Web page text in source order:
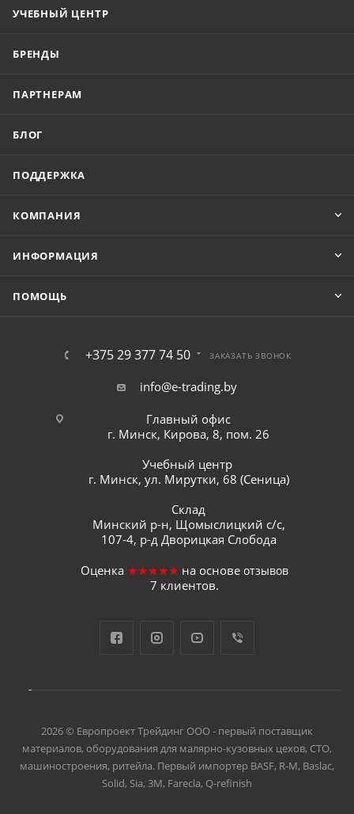
УЧЕБНЫЙ ЦЕНТР
БРЕНДЫ
ПАРТНЕРАМ
БЛОГ
ПОДДЕРЖКА
КОМПАНИЯ
ИНФОРМАЦИЯ
ПОМОЩЬ
+375 29 377 74 50 ЗАКАЗАТЬ ЗВОНОК
info@e-trading.by
Главный офис
г. Минск, Кирова, 8, пом. 26
Учебный центр
г. Минск, ул. Мирутки, 68 (Сеница)
Склад
Минский р-н, Щомыслицкий с/с,
107-4, р-д Дворицкая Слобода
Оценка ★★★★★ на основе отзывов
7 клиентов.
2026 © Европроект Tрейдинг ООО - первый поставщик
материалов, оборудования для малярно-кузовных цехов, СТО,
машиностроения, ритейла. Первый импортер BASF, R-M, Baslac,
Solid, Sia, 3M, Farecla, Q-refinish